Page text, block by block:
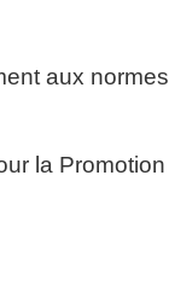
aux normes
la Promotion